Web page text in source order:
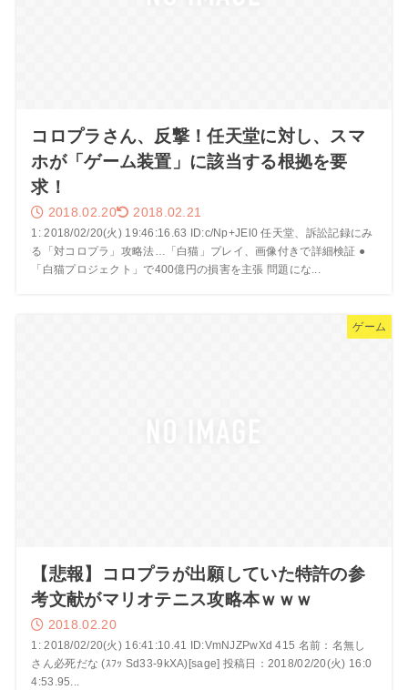
コロプラさん、反撃！任天堂に対し、スマ
ホが「ゲーム装置」に該当する根拠を要
求！
2018.02.20 2018.02.21
1: 2018/02/20(火) 19:46:16.63 ID:c/Np+JEl0 任天堂、訴訟記録にみ
る「対コロプラ」攻略法…「白猫」プレイ、画像付きで詳細検証 ●
「白猫プロジェクト」で400億円の損害を主張 問題にな...
ゲーム
【悲報】コロプラが出願していた特許の参
考文献がマリオテニス攻略本ｗｗｗ
2018.02.20
1: 2018/02/20(火) 16:41:10.41 ID:VmNJZPwXd 415 名前：名無し
さん必死だな (ｽﾌｯ Sd33-9kXA)[sage] 投稿日：2018/02/20(火) 16:0
4:53.95...